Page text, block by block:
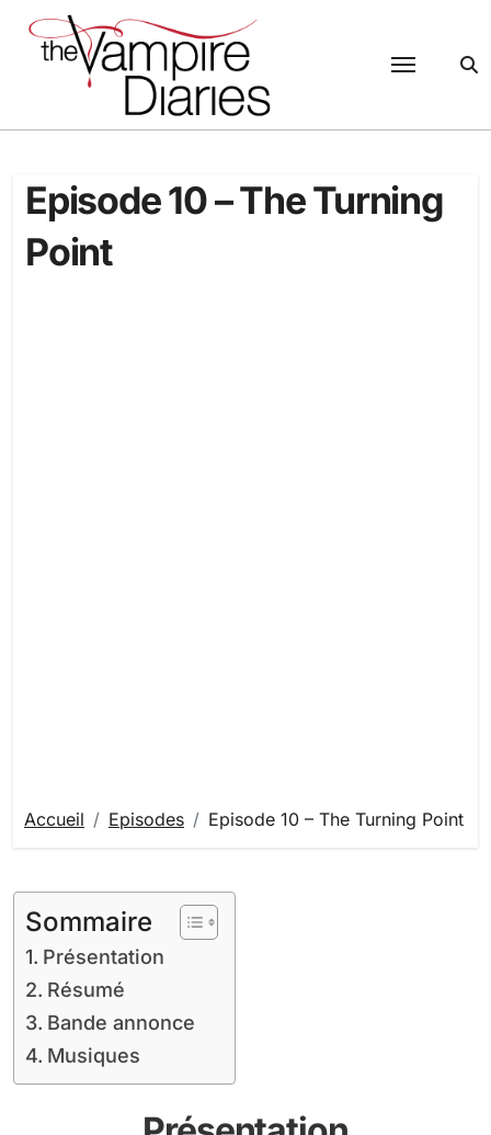
contenu
Episode 10 – The Turning
Point
Accueil Episodes Episode 10 – The Turning Point
Sommaire
Présentation
Résumé
Bande annonce
Musiques